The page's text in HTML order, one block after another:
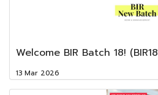
Welcome BIR Batch 18!
13 Mar 2026